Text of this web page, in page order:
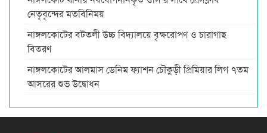
নেতৃবৃন্দের মতবিনিময়
নাঙ্গলকোটের বটতলী উচ্চ বিদ্যালয়ে বৃক্ষরোপণ ও চারাগাছ
বিতরণ
নাঙ্গলকোটের আলমাস ডেনিম ফ্যাশন চৌকুড়ী প্রিমিয়ার লিগ ৭তম
আসরের শুভ উদ্বোধন